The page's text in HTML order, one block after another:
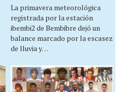
La primavera meteorológica
registrada por la estación
ibembi2 de Bembibre dejó un
balance marcado por la escasez
de lluvia y…